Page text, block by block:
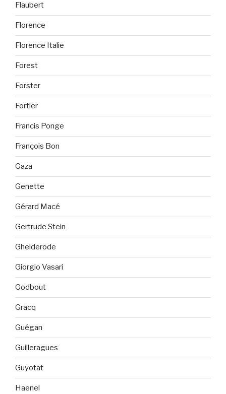
Flaubert
Florence
Florence Italie
Forest
Forster
Fortier
Francis Ponge
François Bon
Gaza
Genette
Gérard Macé
Gertrude Stein
Ghelderode
Giorgio Vasari
Godbout
Gracq
Guégan
Guilleragues
Guyotat
Haenel